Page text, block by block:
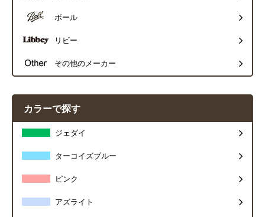
ボール
リビー
その他のメーカー
カラーで探す
ジェダイ
ターコイズブルー
ピンク
アズライト